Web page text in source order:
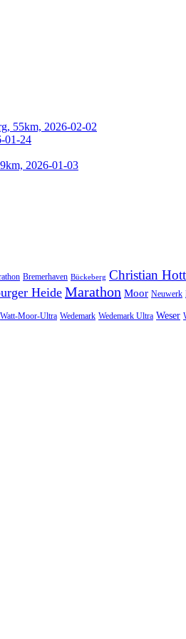
55km, 2026-02-02
01-24
2026-01-03
Bremerhaven Bückeberg Christian
Heide Marathon Moor Neuwerk
Watt-Moor-Ultra Wedemark Wedemark Ultra Weser